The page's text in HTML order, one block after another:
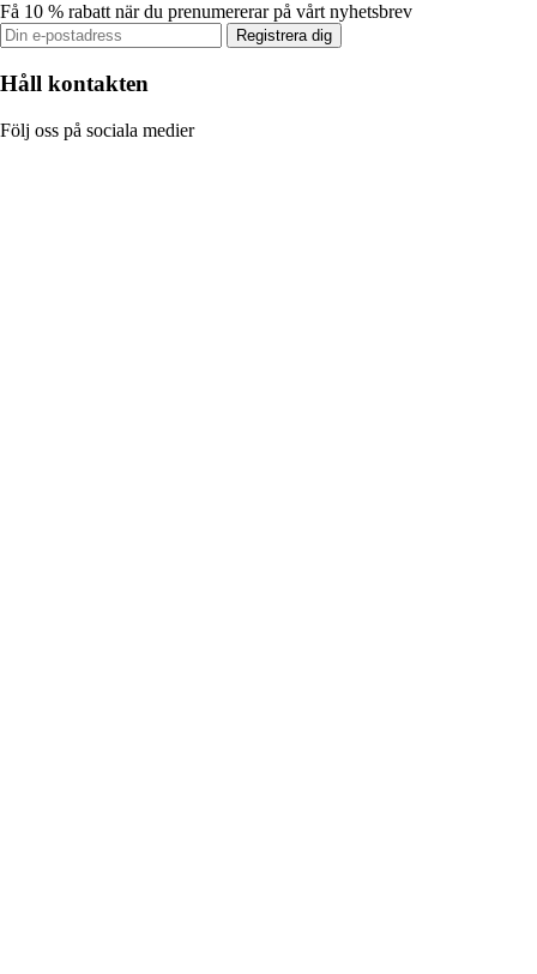
Få 10 % rabatt när du prenumererar på vårt nyhetsbrev
Registrera dig
Håll kontakten
Följ oss på sociala medier